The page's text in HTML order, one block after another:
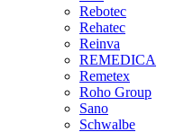
Rebotec
Rehatec
Reinva
REMEDICA
Remetex
Roho Group
Sano
Schwalbe